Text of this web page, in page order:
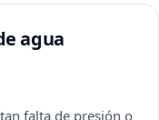
agua
falta de presión o